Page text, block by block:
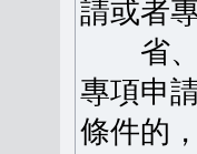
請或者
省、
專項申
條件的